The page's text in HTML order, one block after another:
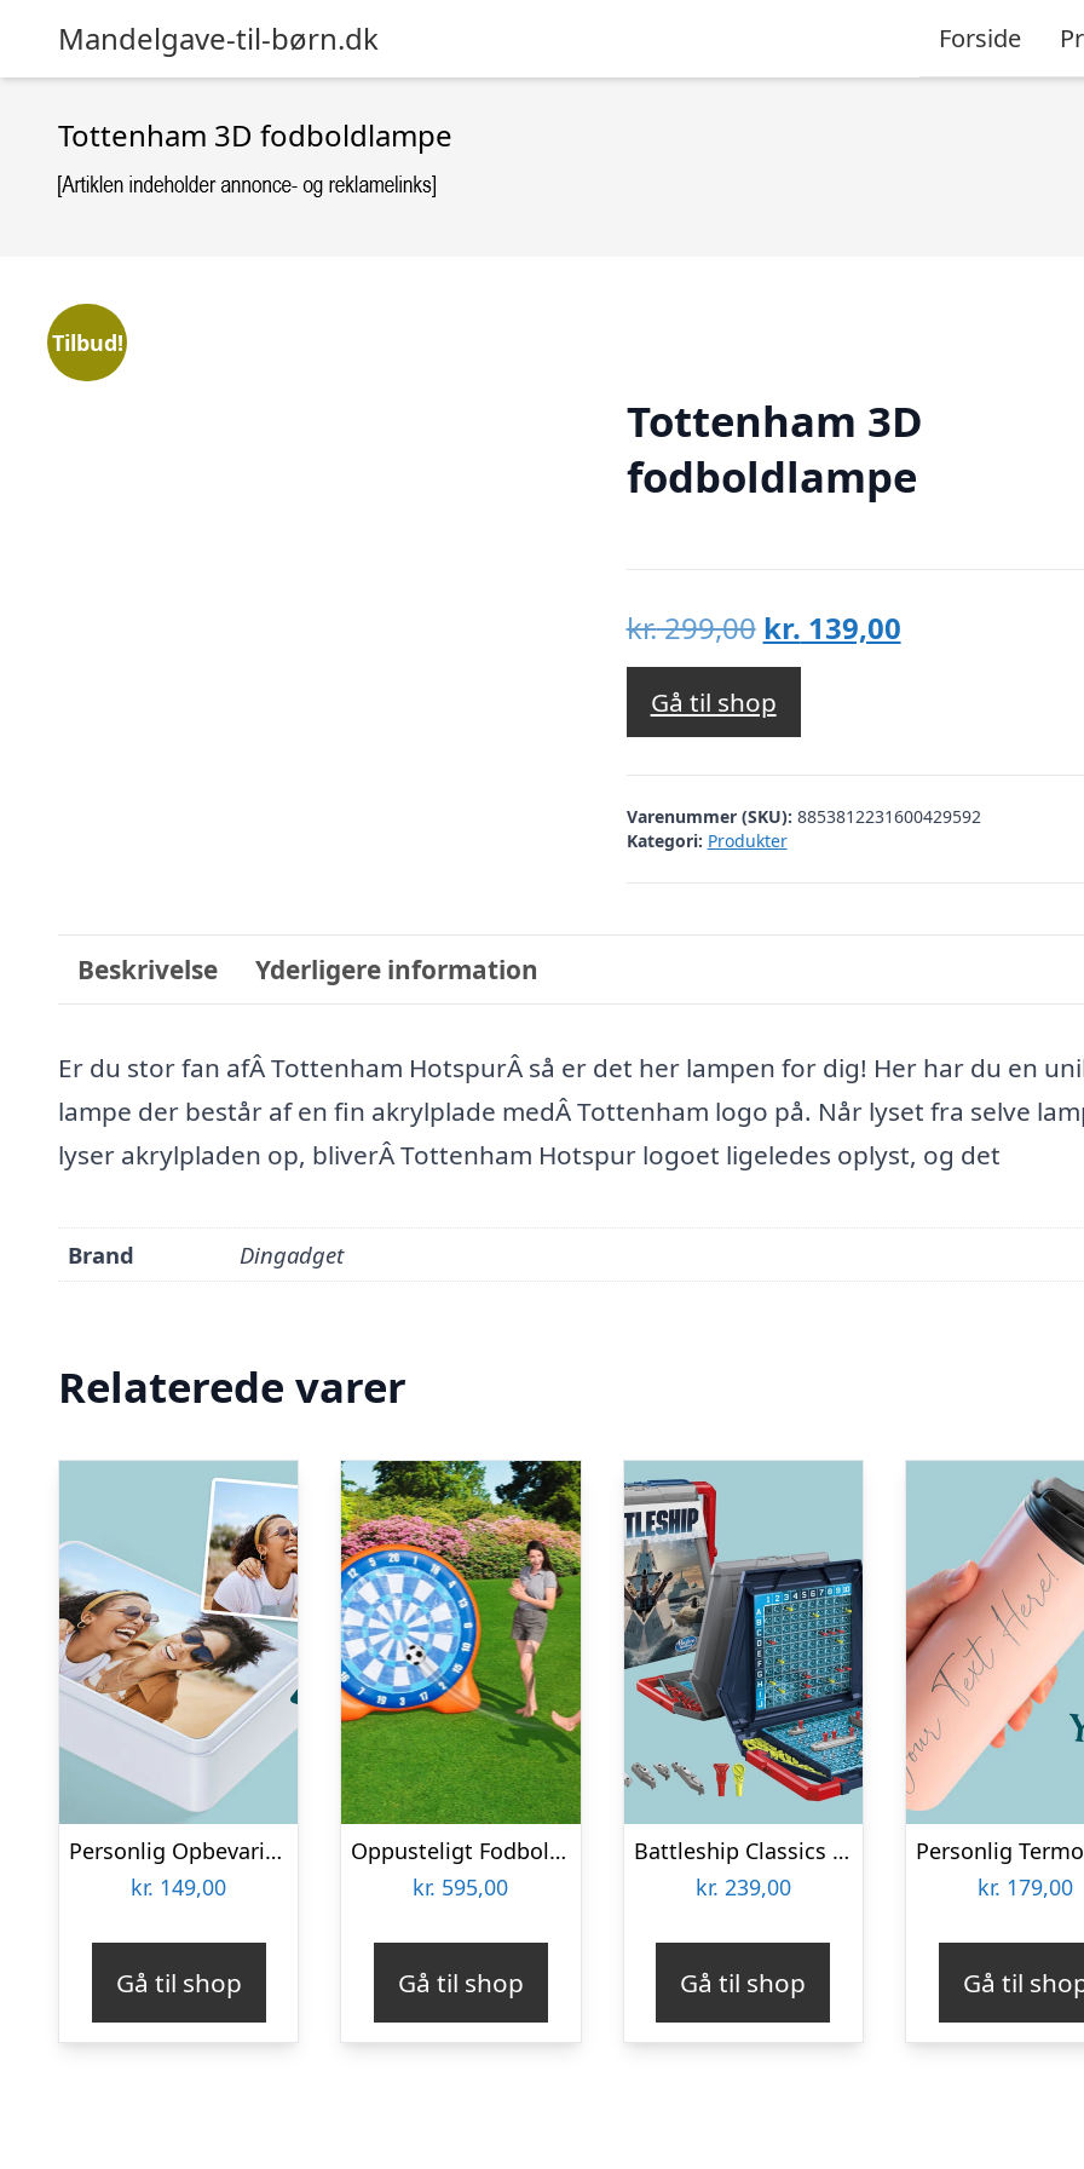
Mandelgave-til-børn.dk Forside
Tottenham 3D fodboldlampe
Tilbud!
Tottenham 3D
fodboldlampe
kr.299,00 Den
oprindelige
pris
var:
kr. 299,00.
kr. 139,00Den
kr. 139,00.
Gå til shop
Varenummer (SKU): 8853812231600429592
Kategori: Produkter
Beskrivelse Yderligere information
Er du stor fan afÂ Tottenham HotspurÂ så er det her lampen for dig! Her har du en
lampe der består af en fin akrylplade medÂ Tottenham logo på. Når lyset fra selve
lyser akrylpladen op, bliverÂ Tottenham Hotspur logoet ligeledes oplyst, og det
Brand Dingadget
Relaterede varer
Personlig Opbevaringsboks i Metal med Billede – Rektangulær
kr. 149,00
Gå til shop
Oppusteligt Fodbolddart – Bestway
kr. 595,00
Gå til shop
Battleship Classics Spil
kr. 239,00
Gå til shop
kr. 179,00
Gå til